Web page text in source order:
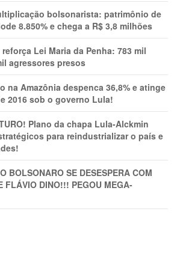
bolsonarista: patrimônio de
8.850% e chega a R$ 3,8 milhões
Lei Maria da Penha: 783 mil
agressores presos
na Amazônia despenca 36,8% e atinge
2016 sob o governo Lula!
Plano da chapa Lula-Alckmin
para reindustrializar o país e
BOLSONARO SE DESESPERA COM
FLÁVIO DINO!!! PEGOU MEGA-